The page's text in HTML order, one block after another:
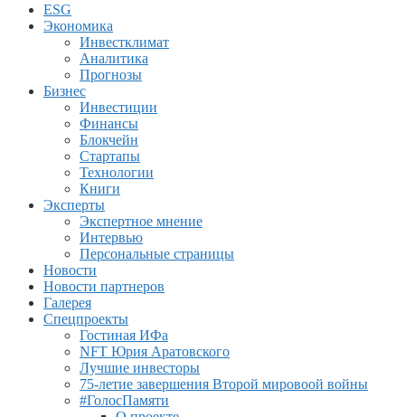
ESG
Экономика
Инвестклимат
Аналитика
Прогнозы
Бизнес
Инвестиции
Финансы
Блокчейн
Стартапы
Технологии
Книги
Эксперты
Экспертное мнение
Интервью
Персональные страницы
Новости
Новости партнеров
Галерея
Спецпроекты
Гостиная ИФа
NFT Юрия Аратовского
Лучшие инвесторы
75-летие завершения Второй мировоой войны
#ГолосПамяти